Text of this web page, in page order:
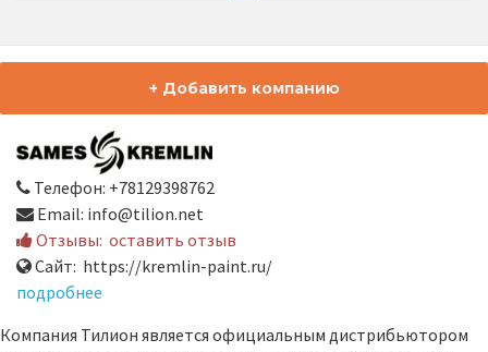
+ Добавить компанию
Телефон: +78129398762
Email: info@tilion.net
Отзывы: оставить отзыв
Сайт: https://kremlin-paint.ru/
подробнее
Компания Тилион является официальным дистрибьютором